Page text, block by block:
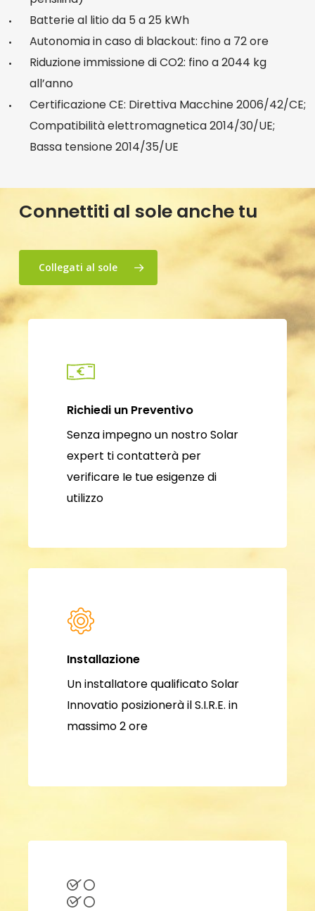
Batterie al litio da 5 a 25 kWh
Autonomia in caso di blackout: fino a 72 ore
Riduzione immissione di CO2: fino a 2044 kg
all’anno
Certificazione CE: Direttiva Macchine 2006/42/CE;
Compatibilità elettromagnetica 2014/30/UE;
Bassa tensione 2014/35/UE
Connettiti al sole anche tu
Collegati al sole
Richiedi un Preventivo
Senza impegno un nostro Solar
expert ti contatterà per
verificare Ie tue esigenze di
utilizzo
Installazione
Un instalIatore qualificato Solar
Innovatio posizionerà il S.I.R.E. in
massimo 2 ore